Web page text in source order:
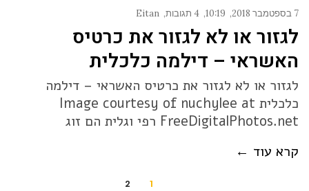
7 בספטמבר 2018 10:19 4 תגובות Eitan
לגזור או לא לגזור את כרטיס
האשראי – דילמה כלכלית
לגזור או לא לגזור את כרטיס האשראי – דילמה
כלכלית Image courtesy of nuchylee at
FreeDigitalPhotos.net רפי וגלית הם זוג
קרא עוד ←
1
2